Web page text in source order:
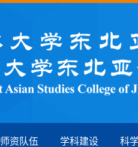
师资队伍 学科建设 科